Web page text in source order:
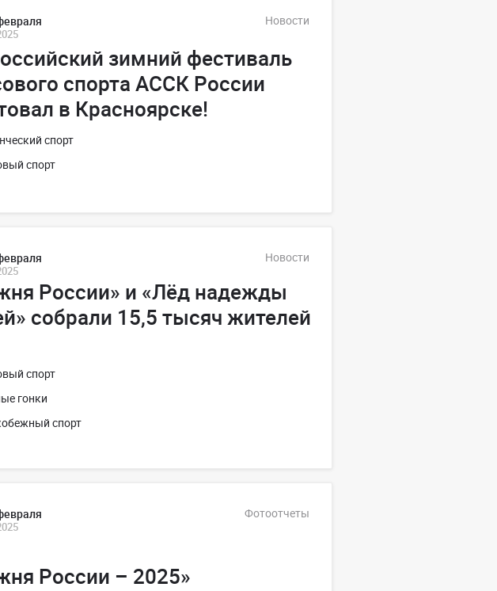
Новости
зимний фестиваль
спорта АССК России
в Красноярске!
спорт
спорт
Новости
России» и «Лёд надежды
собрали 15,5 тысяч жителей
спорт
гонки
спорт
Фотоотчеты
России – 2025»